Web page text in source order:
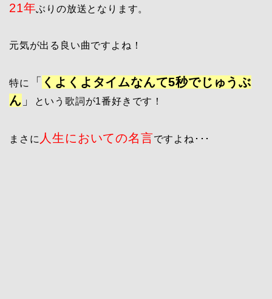
21年ぶりの放送となります。
元気が出る良い曲ですよね！
特に 「 くよくよタイムなんて5秒でじゅうぶ
ん 」 という歌詞が1番好きです！
まさに 人生においての名言ですよね･･･